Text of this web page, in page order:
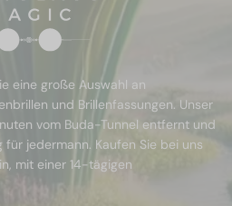
eine große Auswahl an
und Brillenfassungen. Unser
vom Buda-Tunnel entfernt und
jedermann. Kaufen Sie bei uns
mit einer 14-tägigen